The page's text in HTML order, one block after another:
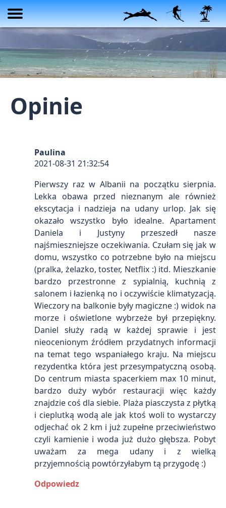
Apartamenty
Cennik
Rezerwacje
Atrakcje
Porady
Filmy
Kontakt
Opinie
Paulina
2021-08-31 21:32:54
Pierwszy raz w Albanii na początku sierpnia.
Lekka obawa przed nieznanym ale również
ekscytacja i nadzieja na udany urlop. Jak się
okazało wszystko było idealne. Apartament
Daniela i Justyny przeszedł nasze
najśmieszniejsze oczekiwania. Czułam się jak w
domu, wszystko co potrzebne było na miejscu
(pralka, żelazko, toster, Netflix :) itd. Mieszkanie
bardzo przestronne z sypialnią, kuchnią z
salonem i łazienką no i oczywiście klimatyzacją.
Wieczory na balkonie były magiczne :) widok na
morze i oświetlone wybrzeże był przepiękny.
Daniel służy radą w każdej sprawie i jest
nieocenionym źródłem przydatnych informacji
na temat tego wspaniałego kraju. Na miejscu
rezydentka która jest przesympatyczną osobą.
Do centrum miasta spacerkiem max 10 minut,
bardzo duży wybór restauracji więc każdy
znajdzie coś dla siebie. Plaża piasczysta z płytką
i cieplutką wodą ale jak ktoś woli to wystarczy
odjechać ok 2 km i już zupełne przeciwieństwo
czyli kamienie i woda już dużo głębsza. Pobyt
uważam za mega udany i z wielką
przyjemnością powtórzyłabym tą przygodę :)
Odpowiedz